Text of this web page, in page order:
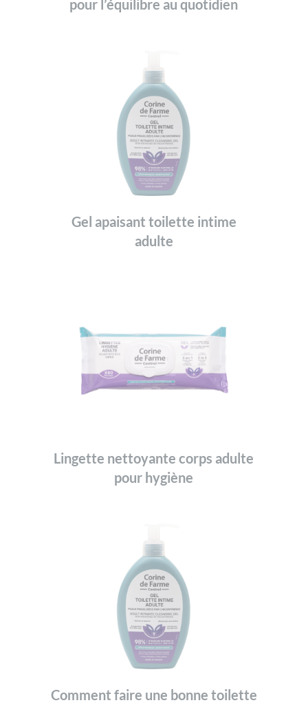
pour l’équilibre au quotidien
Gel apaisant toilette intime
adulte
Lingette nettoyante corps adulte
pour hygiène
Comment faire une bonne toilette